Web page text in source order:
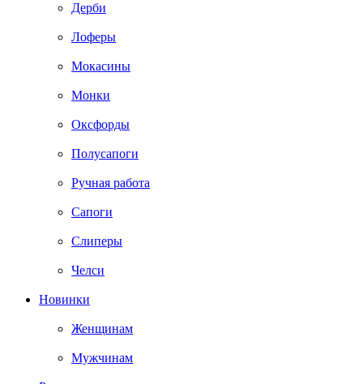
Дерби
Лоферы
Мокасины
Монки
Оксфорды
Полусапоги
Ручная работа
Сапоги
Слиперы
Челси
Новинки
Женщинам
Мужчинам